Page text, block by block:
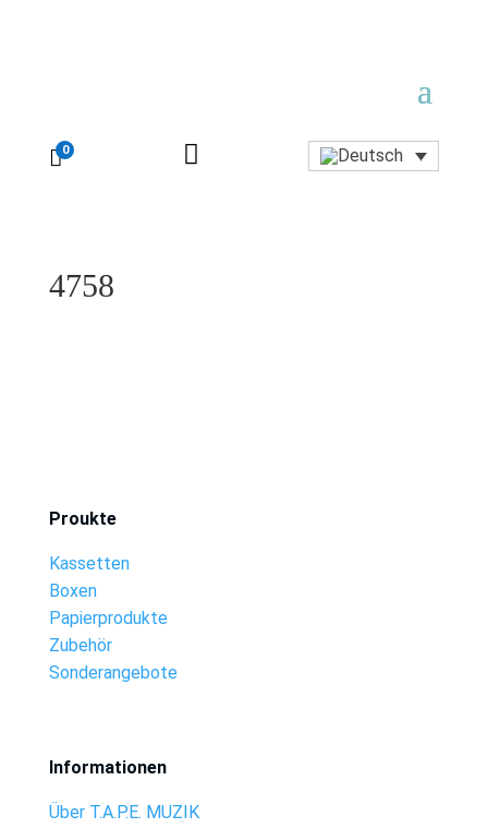
0 
4758
Proukte
Kassetten
Boxen
Papierprodukte
Zubehör
Sonderangebote
Informationen
Über T.A.P.E. MUZIK